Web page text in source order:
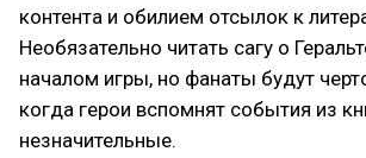
контента и обилием отсылок к
Необязательно читать сагу о
началом игры, но фанаты будут
когда герои вспомнят события из
незначительные.